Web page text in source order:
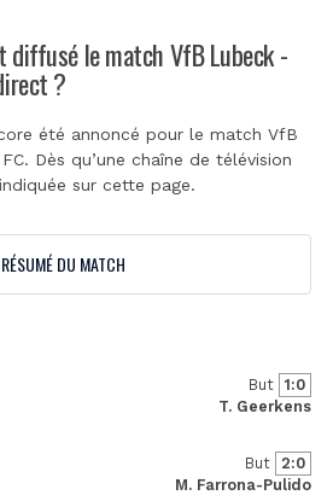
diffusé le match VfB Lubeck -
?
été annoncé pour le match VfB
Dès qu’une chaîne de télévision
sur cette page.
RÉSUMÉ DU MATCH
But 1:0
T. Geerkens
But 2:0
M. Farrona-Pulido